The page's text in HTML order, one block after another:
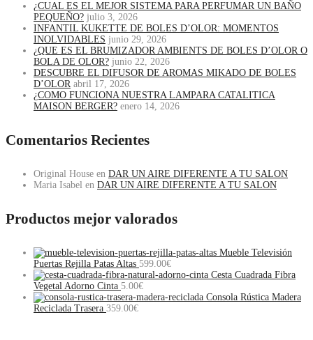
¿CUAL ES EL MEJOR SISTEMA PARA PERFUMAR UN BAÑO
PEQUEÑO? julio 3, 2026
INFANTIL KUKETTE DE BOLES D’OLOR: MOMENTOS
INOLVIDABLES junio 29, 2026
¿QUE ES EL BRUMIZADOR AMBIENTS DE BOLES D’OLOR O
BOLA DE OLOR? junio 22, 2026
DESCUBRE EL DIFUSOR DE AROMAS MIKADO DE BOLES
D’OLOR abril 17, 2026
¿COMO FUNCIONA NUESTRA LAMPARA CATALITICA
MAISON BERGER? enero 14, 2026
Comentarios Recientes
Original House en DAR UN AIRE DIFERENTE A TU SALON
Maria Isabel en DAR UN AIRE DIFERENTE A TU SALON
Productos mejor valorados
Mueble Televisión
Puertas Rejilla Patas Altas 599.00€
Cesta Cuadrada Fibra
Vegetal Adorno Cinta 5.00€
Consola Rústica Madera
Reciclada Trasera 359.00€